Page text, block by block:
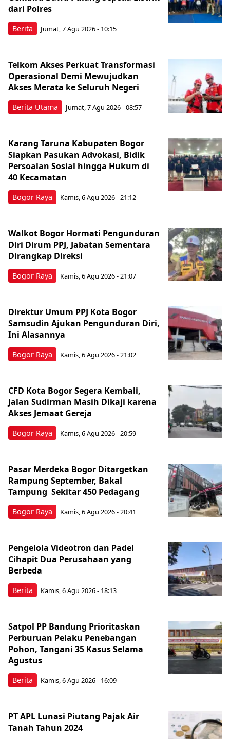
Berita
dari Polres
Jumat, 7 Agu 2026 - 10:15
Berita Utama
Telkom Akses Perkuat Transformasi
Operasional Demi Mewujudkan
Akses Merata ke Seluruh Negeri
Jumat, 7 Agu 2026 - 08:57
Bogor Raya
Karang Taruna Kabupaten Bogor
Siapkan Pasukan Advokasi, Bidik
Persoalan Sosial hingga Hukum di
40 Kecamatan
Kamis, 6 Agu 2026 - 21:12
Bogor Raya
Walkot Bogor Hormati Pengunduran
Diri Dirum PPJ, Jabatan Sementara
Dirangkap Direksi
Kamis, 6 Agu 2026 - 21:07
Bogor Raya
Direktur Umum PPJ Kota Bogor
Samsudin Ajukan Pengunduran Diri,
Ini Alasannya
Kamis, 6 Agu 2026 - 21:02
Bogor Raya
CFD Kota Bogor Segera Kembali,
Jalan Sudirman Masih Dikaji karena
Akses Jemaat Gereja
Kamis, 6 Agu 2026 - 20:59
Bogor Raya
Pasar Merdeka Bogor Ditargetkan
Rampung September, Bakal
Tampung Sekitar 450 Pedagang
Kamis, 6 Agu 2026 - 20:41
Berita
Pengelola Videotron dan Padel
Cihapit Dua Perusahaan yang
Berbeda
Kamis, 6 Agu 2026 - 18:13
Berita
Satpol PP Bandung Prioritaskan
Perburuan Pelaku Penebangan
Pohon, Tangani 35 Kasus Selama
Agustus
Kamis, 6 Agu 2026 - 16:09
PT APL Lunasi Piutang Pajak Air
Tanah Tahun 2024